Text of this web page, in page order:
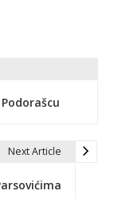
Next Article